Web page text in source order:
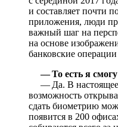
и составляет почти
приложения, люди
важный шаг на
на основе
банковские
— То есть я
— Да. В настоящее
возможность
сдать биометрию
появится в 200